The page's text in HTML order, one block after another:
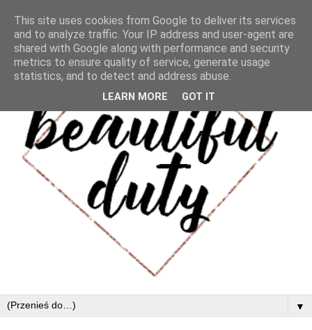
▼
This site uses cookies from Google to deliver its services
and to analyze traffic. Your IP address and user-agent are
shared with Google along with performance and security
metrics to ensure quality of service, generate usage
statistics, and to detect and address abuse.
LEARN MORE GOT IT